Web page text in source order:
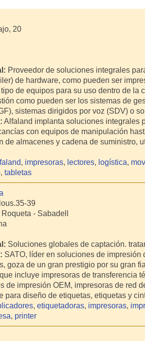
20
Proveedor de soluciones integrales
de hardware, como pueden ser
de equipos para su uso dentro de la
como pueden ser los sistemas de
sistemas dirigidos por voz (SDV) o
Alfaland implanta soluciones integrales
con equipos de manipulación
de almacenes y cadena de suministro,
, impresoras, lectores, logística,
, tabletas
39
- Sabadell
Soluciones globales de captación.
SATO, líder en soluciones de
goza de un gran prestigio por su gran
incluye impresoras de transferencia
de impresión OEM, impresoras de red
para diseño de etiquetas, etiquetas y
, etiquetadoras, impresoras,
, printer